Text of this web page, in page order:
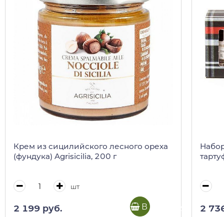
Крем из сицилийского лесного ореха
(фундука) Agrisicilia, 200 г
шт
2 199 руб. В корзину 2